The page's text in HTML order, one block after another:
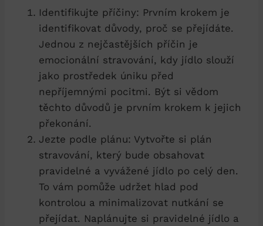
Identifikujte​ příčiny: Prvním krokem je
identifikovat důvody, proč se přejídáte.
Jednou z nejčastějších příčin je⁢
emocionální​ stravování, kdy jídlo⁢ slouží
jako prostředek úniku před
nepříjemnými pocitmi. Být si vědom
těchto důvodů je prvním krokem k jejich
překonání.
Jezte podle ⁤plánu: Vytvořte si plán⁣
stravování, který bude⁢ obsahovat
pravidelné a vyvážené jídlo po celý den.‍
To vám pomůže udržet hlad pod
kontrolou​ a minimalizovat nutkání se
přejídat. Naplánujte⁢ si pravidelné jídlo a